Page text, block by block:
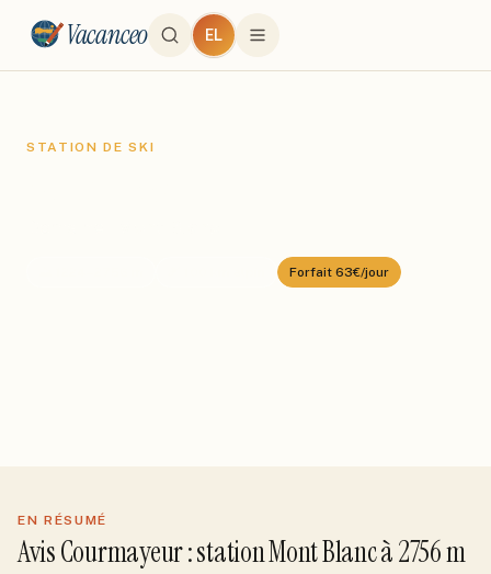
Vacanceo EL
STATION DE SKI
Forfait 63€/jour
EN RÉSUMÉ
AvisCourmayeur: stationMont Blancà 2756 m